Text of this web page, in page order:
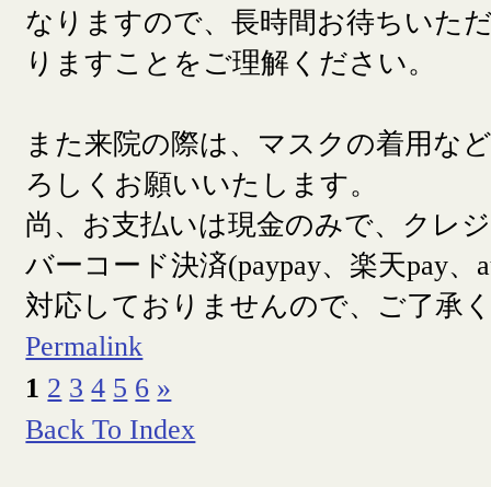
なりますので、長時間お待ちいた
りますことをご理解ください。
また来院の際は、マスクの着用な
ろしくお願いいたします。
尚、お支払いは現金のみで、クレ
バーコード決済(paypay、楽天pay、
対応しておりませんので、ご了承
Permalink
1 2 3 4 5 6 »
Back To Index